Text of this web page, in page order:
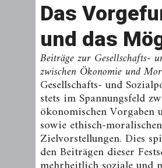
Das
und das
Beiträge zur Gesellschafts-
zwischen Ökonomie und
Gesellschafts- und
stets im Spannungsfeld
ökonomischen Vorgaben
sowie ethisch-
Zielvorstellungen. Dies
den Beiträgen dieser